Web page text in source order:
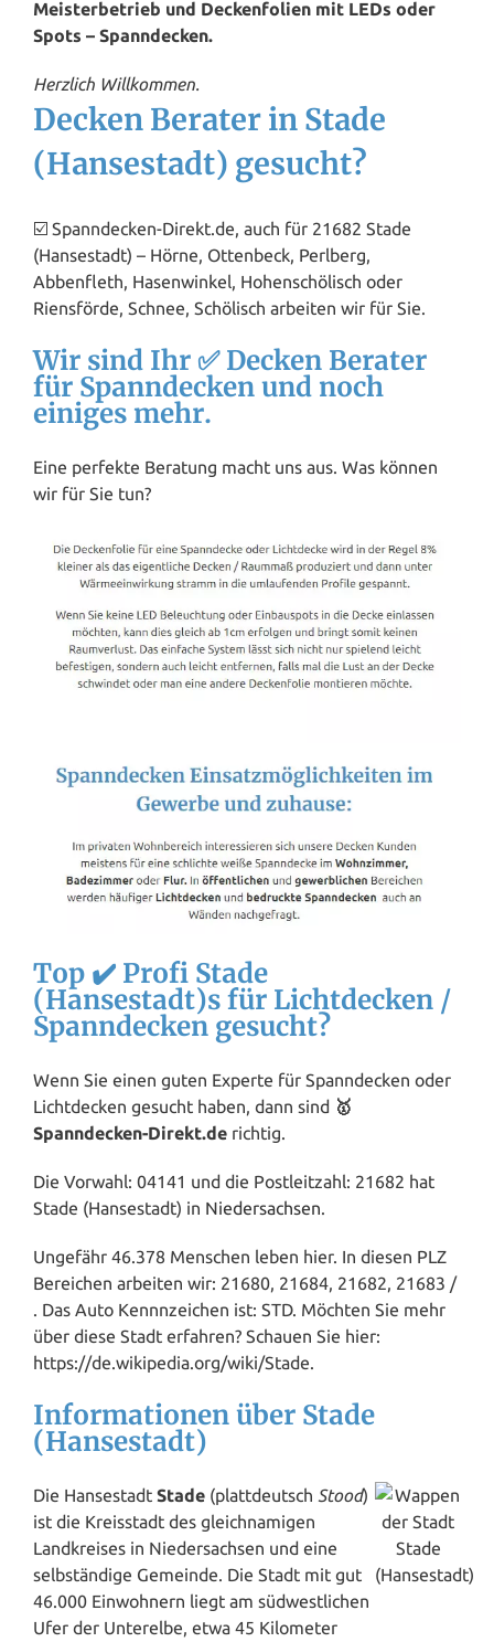
Meisterbetrieb und Deckenfolien mit LEDs oder
Spots – Spanndecken.
Herzlich Willkommen.
Decken Berater in Stade
(Hansestadt) gesucht?
☑️ Spanndecken-Direkt.de, auch für 21682 Stade
(Hansestadt) – Hörne, Ottenbeck, Perlberg,
Abbenfleth, Hasenwinkel, Hohenschölisch oder
Riensförde, Schnee, Schölisch arbeiten wir für Sie.
Wir sind Ihr ✅ Decken Berater
für Spanndecken und noch
einiges mehr.
Eine perfekte Beratung macht uns aus. Was können
wir für Sie tun?
Top ✔️ Profi Stade
(Hansestadt)s für Lichtdecken /
Spanndecken gesucht?
Wenn Sie einen guten Experte für Spanndecken oder
Lichtdecken gesucht haben, dann sind 🥇
Spanndecken-Direkt.de richtig.
Die Vorwahl: 04141 und die Postleitzahl: 21682 hat
Stade (Hansestadt) in Niedersachsen.
Ungefähr 46.378 Menschen leben hier. In diesen PLZ
Bereichen arbeiten wir: 21680, 21684, 21682, 21683 /
. Das Auto Kennnzeichen ist: STD. Möchten Sie mehr
über diese Stadt erfahren? Schauen Sie hier:
https://de.wikipedia.org/wiki/Stade.
Informationen über Stade
(Hansestadt)
Die Hansestadt Stade (plattdeutsch Stood)
ist die Kreisstadt des gleichnamigen
Landkreises in Niedersachsen und eine
selbständige Gemeinde. Die Stadt mit gut
46.000 Einwohnern liegt am südwestlichen
Ufer der Unterelbe, etwa 45 Kilometer